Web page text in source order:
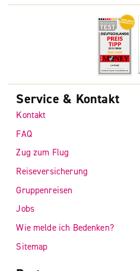
Service & Kontakt
Kontakt
FAQ
Zug zum Flug
Reiseversicherung
Gruppenreisen
Jobs
Wie melde ich Bedenken?
Sitemap